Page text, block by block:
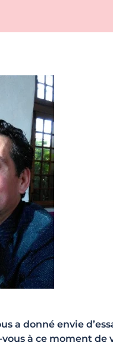
a donné envie
à ce moment de